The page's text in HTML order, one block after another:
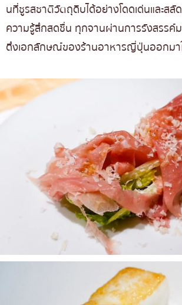
นที่ชูรสชาติวัตถุดิบได้อย่างโดดเด่นและส
ความรู้สึกสดชื่น ทุกจานผ่านการรังสรรค์
ดึงเอกลักษณ์ของร้านอาหารญี่ปุ่นออกมา